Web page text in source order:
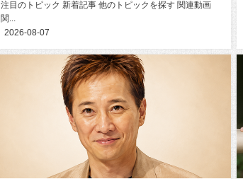
注目のトピック 新着記事 他のトピックを探す 関連動画
関...
2026-08-07